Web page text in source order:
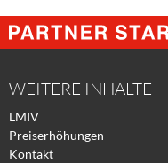
@
Facebook
@
Xing
WEITERE INHALTE
LMIV
Preiserhöhungen
Kontakt